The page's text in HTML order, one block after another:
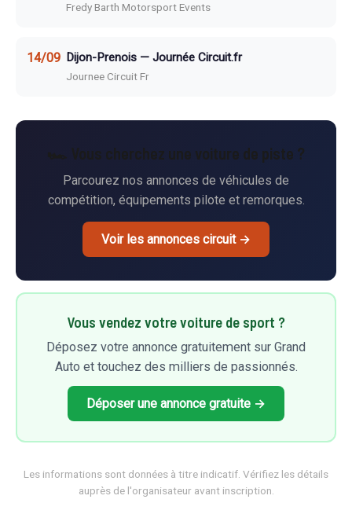
Fredy Barth Motorsport Events
14/09 Dijon-Prenois — Journée Circuit.fr
Journee Circuit Fr
🏎️ Vous cherchez une voiture de piste ?
Parcourez nos annonces de véhicules de
compétition, équipements pilote et remorques.
Voir les annonces circuit →
Vous vendez votre voiture de sport ?
Déposez votre annonce gratuitement sur Grand
Auto et touchez des milliers de passionnés.
Déposer une annonce gratuite →
Les informations sont données à titre indicatif. Vérifiez les détails
auprès de l'organisateur avant inscription.